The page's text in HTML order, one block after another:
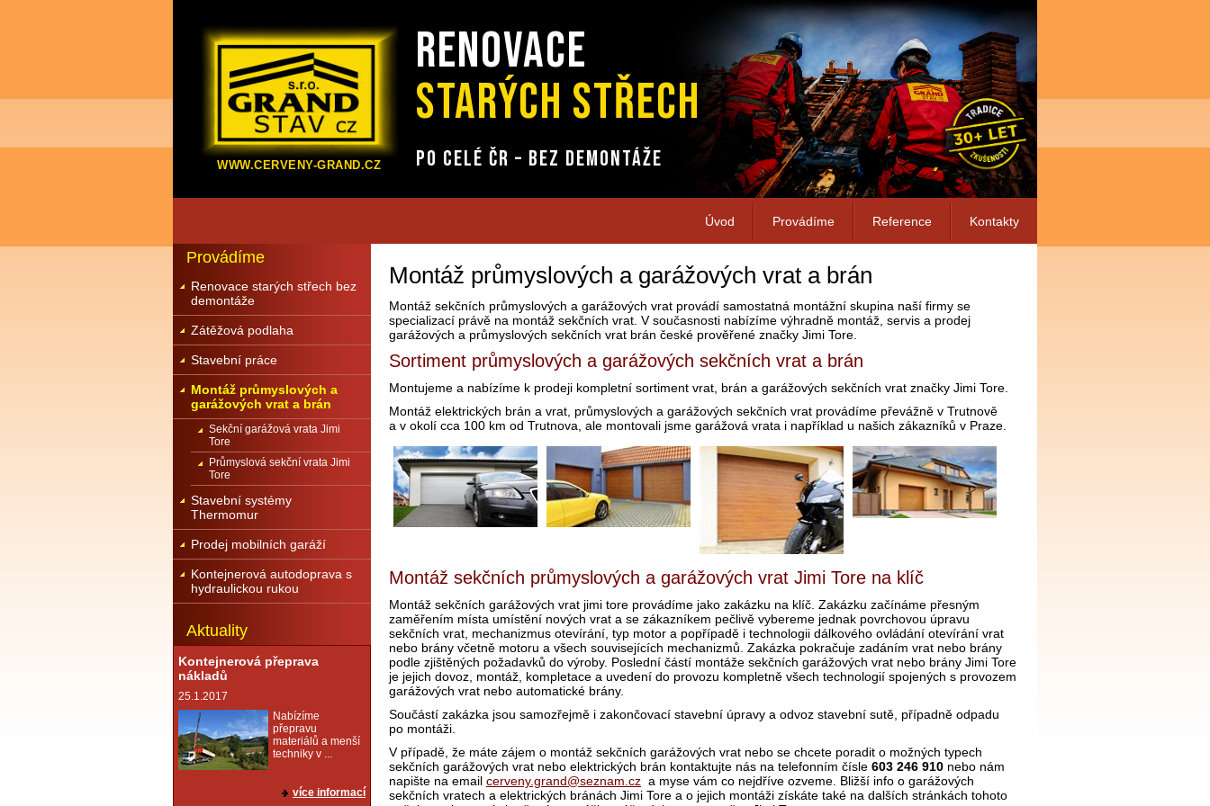
WWW.CERVENY-GRAND.CZ
RENOVACE
STARÝCH STŘECH
PO CELÉ ČR – BEZ DEMONTÁŽE
Úvod Provádíme Reference Kontakty
Montáž průmyslových a garážových vrat a brán
Montáž sekčních průmyslových a garážových vrat provádí samostatná montážní skupina naší firmy se
specializací právě na montáž sekčních vrat. V současnosti nabízíme výhradně montáž, servis a prodej
garážových a průmyslových sekčních vrat brán české prověřené značky Jimi Tore.
Sortiment průmyslových a garážových sekčních vrat a brán
Montujeme a nabízíme k prodeji kompletní sortiment vrat, brán a garážových sekčních vrat značky Jimi Tore.
Montáž elektrických brán a vrat, průmyslových a garážových sekčních vrat provádíme převážně v Trutnově
a v okolí cca 100 km od Trutnova, ale montovali jsme garážová vrata i například u našich zákazníků v Praze.
Montáž sekčních průmyslových a garážových vrat Jimi Tore na klíč
Montáž sekčních garážových vrat jimi tore provádíme jako zakázku na klíč. Zakázku začínáme přesným
zaměřením místa umístění nových vrat a se zákazníkem pečlivě vybereme jednak povrchovou úpravu
sekčních vrat, mechanizmus otevírání, typ motor a popřípadě i technologii dálkového ovládání otevírání vrat
nebo brány včetně motoru a všech souvisejících mechanizmů. Zakázka pokračuje zadáním vrat nebo brány
podle zjištěných požadavků do výroby. Poslední částí montáže sekčních garážových vrat nebo brány Jimi Tore
je jejich dovoz, montáž, kompletace a uvedení do provozu kompletně všech technologií spojených s provozem
garážových vrat nebo automatické brány.
Součástí zakázka jsou samozřejmě i zakončovací stavební úpravy a odvoz stavební sutě, případně odpadu
po montáži.
V případě, že máte zájem o montáž sekčních garážových vrat nebo se chcete poradit o možných typech
sekčních garážových vrat nebo elektrických brán kontaktujte nás na telefonním čísle 603 246 910 nebo nám
napište na email cerveny.grand@seznam.cz a myse vám co nejdříve ozveme. Bližší info o garážových
sekčních vratech a elektrických bránách Jimi Tore a o jejich montáži získáte také na dalších stránkách tohoto
Provádíme
Renovace starých střech bez
demontáže
Zátěžová podlaha
Stavební práce
Montáž průmyslových a
garážových vrat a brán
Sekční garážová vrata Jimi
Tore
Průmyslová sekční vrata Jimi
Tore
Stavební systémy
Thermomur
Prodej mobilních garáží
Kontejnerová autodoprava s
hydraulickou rukou
Aktuality
Kontejnerová přeprava
nákladů
25.1.2017
Nabízíme
přepravu
materiálů a menší
techniky v ...
více informací